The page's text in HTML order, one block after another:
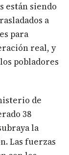
están siendo
a
para
real, y
pobladores
de
38
la
Las fuerzas